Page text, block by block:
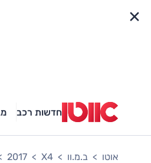
חדשות רכב
אוטו ב.מ.וו X4
2017